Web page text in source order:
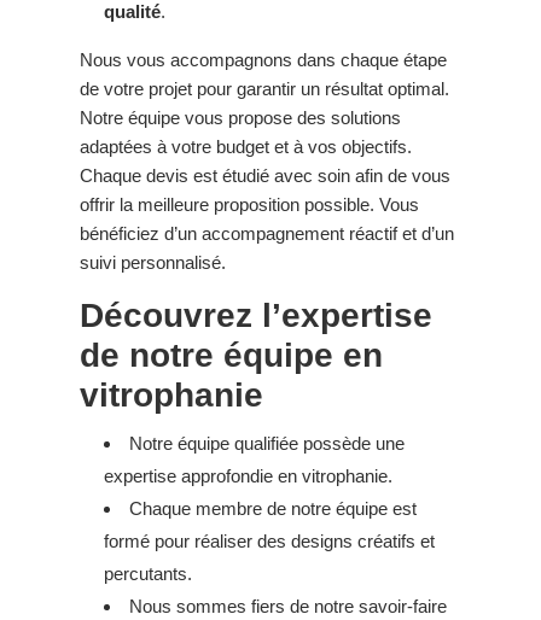
qualité.
Nous vous accompagnons dans chaque étape
de votre projet pour garantir un résultat optimal.
Notre équipe vous propose des solutions
adaptées à votre budget et à vos objectifs.
Chaque devis est étudié avec soin afin de vous
offrir la meilleure proposition possible. Vous
bénéficiez d’un accompagnement réactif et d’un
suivi personnalisé.
Découvrez l’expertise
de notre équipe en
vitrophanie
Notre équipe qualifiée possède une
expertise approfondie en vitrophanie.
Chaque membre de notre équipe est
formé pour réaliser des designs créatifs et
percutants.
Nous sommes fiers de notre savoir-faire